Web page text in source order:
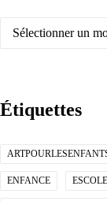
Archives
Étiquettes
ENFANCE